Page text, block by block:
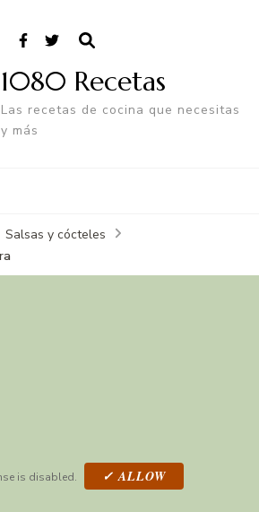
1080 Recetas
Las recetas de cocina que necesitas
y más
Salsas y cócteles
is disabled. ✓ ALLOW